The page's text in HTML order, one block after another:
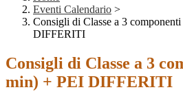
Eventi Calendario >
Consigli di Classe a 3
DIFFERITI
Consigli di Classe a 3
min) + PEI DIFFERITI